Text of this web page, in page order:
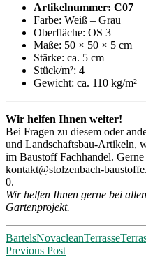
Artikelnummer: C07
Farbe: Weiß – Grau
Oberfläche: OS 3
Maße: 50 × 50 × 5 cm
Stärke: ca. 5 cm
Stück/m²: 4
Gewicht: ca. 110 kg/m²
Wir helfen Ihnen weiter!
Bei Fragen zu diesem oder
und Landschaftsbau-Artikeln,
im Baustoff Fachhandel.
kontakt@stolzenbach-
0.
Wir helfen Ihnen gerne bei
Gartenprojekt.
BartelsNovacleanTerrasse
Post
Previous Post